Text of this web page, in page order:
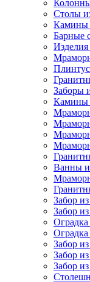
Столы
Камины
Барные
Изделия
Заборы
Камины
Ванны
Забор
Забор
Оградка
Забор
Забор
Забор